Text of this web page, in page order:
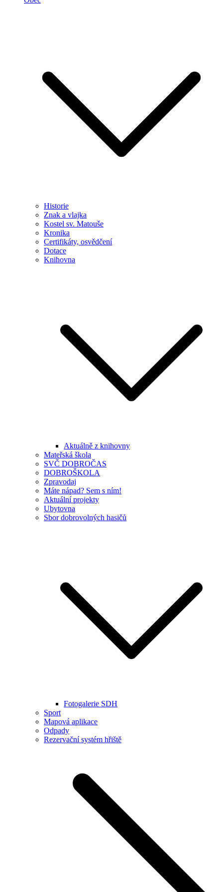
Historie
Znak a vlajka
Kostel sv. Matouše
Kronika
Certifikáty, osvědčení
Dotace
Knihovna
Aktuálně z knihovny
Mateřská škola
SVČ DOBROČAS
DOBROŠKOLA
Zpravodaj
Máte nápad? Sem s ním!
Aktuální projekty
Ubytovna
Sbor dobrovolných hasičů
Fotogalerie SDH
Sport
Mapová aplikace
Odpady
Rezervační systém hřiště